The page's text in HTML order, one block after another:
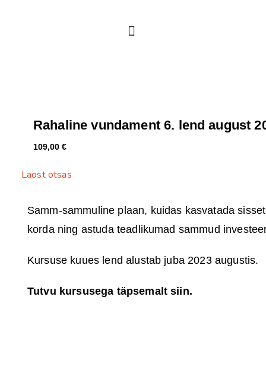
Rahaline vundament 6. lend august
109,00 €
Laost otsas
Samm-sammuline plaan, kuidas kasvatada
korda ning astuda teadlikumad sammud
Kursuse kuues lend alustab juba 2023 augustis.
Tutvu kursusega täpsemalt siin.